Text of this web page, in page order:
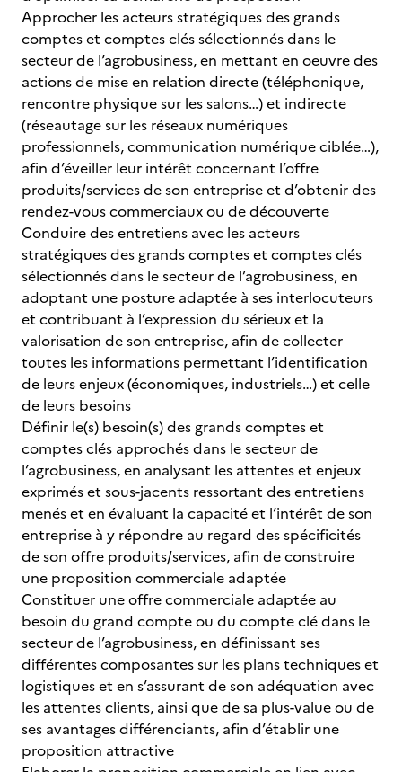
Approcher les acteurs stratégiques des grands
comptes et comptes clés sélectionnés dans le
secteur de l’agrobusiness, en mettant en oeuvre des
actions de mise en relation directe (téléphonique,
rencontre physique sur les salons…) et indirecte
(réseautage sur les réseaux numériques
professionnels, communication numérique ciblée…),
afin d’éveiller leur intérêt concernant l’offre
produits/services de son entreprise et d’obtenir des
rendez-vous commerciaux ou de découverte
Conduire des entretiens avec les acteurs
stratégiques des grands comptes et comptes clés
sélectionnés dans le secteur de l’agrobusiness, en
adoptant une posture adaptée à ses interlocuteurs
et contribuant à l’expression du sérieux et la
valorisation de son entreprise, afin de collecter
toutes les informations permettant l’identification
de leurs enjeux (économiques, industriels…) et celle
de leurs besoins
Définir le(s) besoin(s) des grands comptes et
comptes clés approchés dans le secteur de
l’agrobusiness, en analysant les attentes et enjeux
exprimés et sous-jacents ressortant des entretiens
menés et en évaluant la capacité et l’intérêt de son
entreprise à y répondre au regard des spécificités
de son offre produits/services, afin de construire
une proposition commerciale adaptée
Constituer une offre commerciale adaptée au
besoin du grand compte ou du compte clé dans le
secteur de l’agrobusiness, en définissant ses
différentes composantes sur les plans techniques et
logistiques et en s’assurant de son adéquation avec
les attentes clients, ainsi que de sa plus-value ou de
ses avantages différenciants, afin d’établir une
proposition attractive